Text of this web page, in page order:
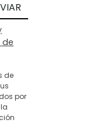
de
de
por